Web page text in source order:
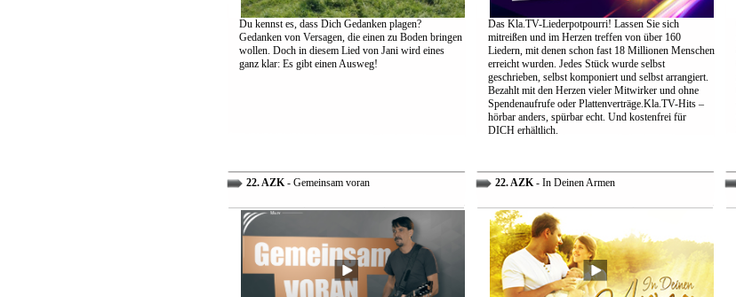
Du kennst es, dass Dich Gedanken plagen?
Gedanken von Versagen, die einen zu Boden bringen
wollen. Doch in diesem Lied von Jani wird eines
ganz klar: Es gibt einen Ausweg!
Das Kla.TV-Liederpotpourri! Lassen Sie sich
mitreißen und im Herzen treffen von über 160
Liedern, mit denen schon fast 18 Millionen Menschen
erreicht wurden. Jedes Stück wurde selbst
geschrieben, selbst komponiert und selbst arrangiert.
Bezahlt mit den Herzen vieler Mitwirker und ohne
Spendenaufrufe oder Plattenverträge.Kla.TV-Hits –
hörbar anders, spürbar echt. Und kostenfrei für
DICH erhältlich.
22. AZK- Gemeinsam voran 22. AZK- In Deinen Armen